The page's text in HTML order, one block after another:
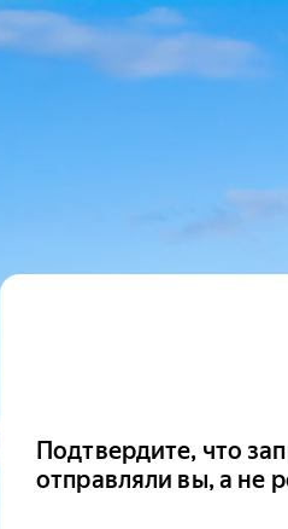
Подтвердите, что
отправляли вы, а не